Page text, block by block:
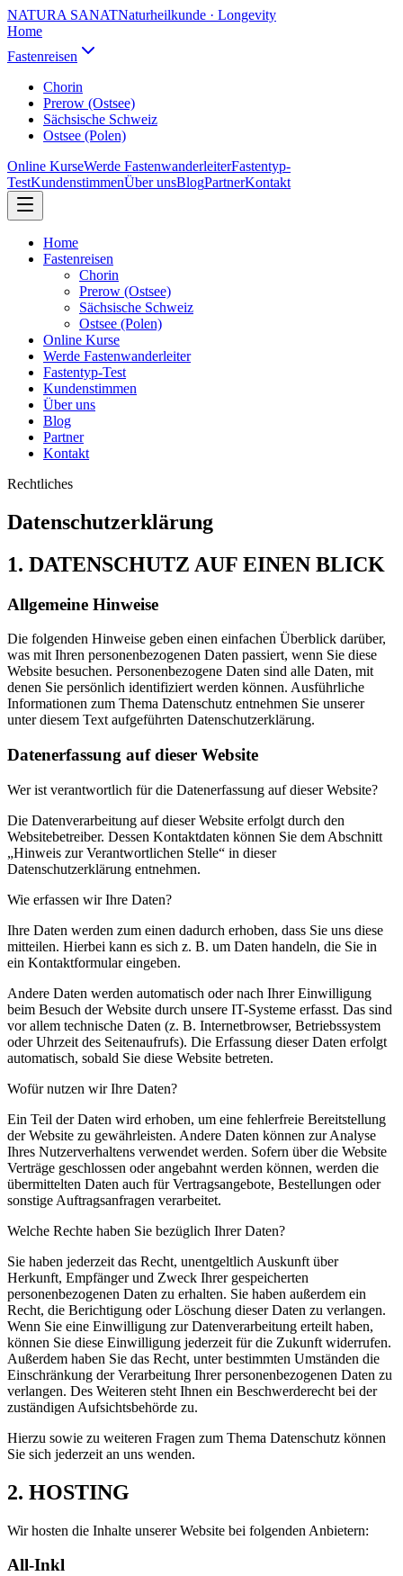
NATURA SANATNaturheilkunde · Longevity
Home
Fastenreisen
Chorin
Prerow (Ostsee)
Sächsische Schweiz
Ostsee (Polen)
Online KurseWerde FastenwanderleiterFastentyp-
TestKundenstimmenÜber unsBlogPartnerKontakt
Home
Fastenreisen
Chorin
Prerow (Ostsee)
Sächsische Schweiz
Ostsee (Polen)
Online Kurse
Werde Fastenwanderleiter
Fastentyp-Test
Kundenstimmen
Über uns
Blog
Partner
Kontakt
Rechtliches
Datenschutzerklärung
1. DATENSCHUTZ AUF EINEN BLICK
Allgemeine Hinweise
Die folgenden Hinweise geben einen einfachen Überblick darüber,
was mit Ihren personenbezogenen Daten passiert, wenn Sie diese
Website besuchen. Personenbezogene Daten sind alle Daten, mit
denen Sie persönlich identifiziert werden können. Ausführliche
Informationen zum Thema Datenschutz entnehmen Sie unserer
unter diesem Text aufgeführten Datenschutzerklärung.
Datenerfassung auf dieser Website
Wer ist verantwortlich für die Datenerfassung auf dieser Website?
Die Datenverarbeitung auf dieser Website erfolgt durch den
Websitebetreiber. Dessen Kontaktdaten können Sie dem Abschnitt
„Hinweis zur Verantwortlichen Stelle“ in dieser
Datenschutzerklärung entnehmen.
Wie erfassen wir Ihre Daten?
Ihre Daten werden zum einen dadurch erhoben, dass Sie uns diese
mitteilen. Hierbei kann es sich z. B. um Daten handeln, die Sie in
ein Kontaktformular eingeben.
Andere Daten werden automatisch oder nach Ihrer Einwilligung
beim Besuch der Website durch unsere IT-Systeme erfasst. Das sind
vor allem technische Daten (z. B. Internetbrowser, Betriebssystem
oder Uhrzeit des Seitenaufrufs). Die Erfassung dieser Daten erfolgt
automatisch, sobald Sie diese Website betreten.
Wofür nutzen wir Ihre Daten?
Ein Teil der Daten wird erhoben, um eine fehlerfreie Bereitstellung
der Website zu gewährleisten. Andere Daten können zur Analyse
Ihres Nutzerverhaltens verwendet werden. Sofern über die Website
Verträge geschlossen oder angebahnt werden können, werden die
übermittelten Daten auch für Vertragsangebote, Bestellungen oder
sonstige Auftragsanfragen verarbeitet.
Welche Rechte haben Sie bezüglich Ihrer Daten?
Sie haben jederzeit das Recht, unentgeltlich Auskunft über
Herkunft, Empfänger und Zweck Ihrer gespeicherten
personenbezogenen Daten zu erhalten. Sie haben außerdem ein
Recht, die Berichtigung oder Löschung dieser Daten zu verlangen.
Wenn Sie eine Einwilligung zur Datenverarbeitung erteilt haben,
können Sie diese Einwilligung jederzeit für die Zukunft widerrufen.
Außerdem haben Sie das Recht, unter bestimmten Umständen die
Einschränkung der Verarbeitung Ihrer personenbezogenen Daten zu
verlangen. Des Weiteren steht Ihnen ein Beschwerderecht bei der
zuständigen Aufsichtsbehörde zu.
Hierzu sowie zu weiteren Fragen zum Thema Datenschutz können
Sie sich jederzeit an uns wenden.
2. HOSTING
Wir hosten die Inhalte unserer Website bei folgenden Anbietern:
All-Inkl